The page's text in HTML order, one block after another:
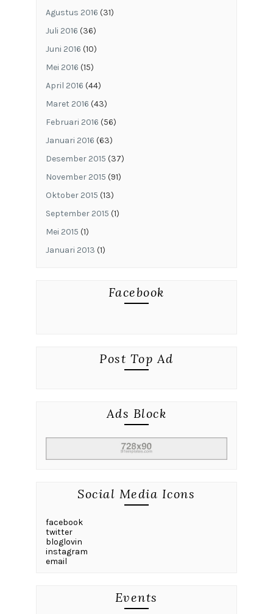
Agustus 2016 (31)
Juli 2016 (36)
Juni 2016 (10)
Mei 2016 (15)
April 2016 (44)
Maret 2016 (43)
Februari 2016 (56)
Januari 2016 (63)
Desember 2015 (37)
November 2015 (91)
Oktober 2015 (13)
September 2015 (1)
Mei 2015 (1)
Januari 2013 (1)
Facebook
Post Top Ad
Ads Block
Social Media Icons
facebook
twitter
bloglovin
instagram
email
Events